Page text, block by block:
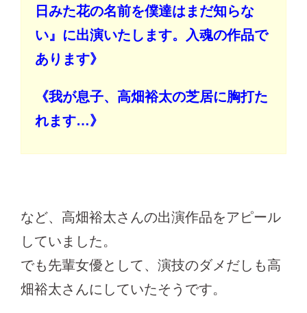
日みた花の名前を僕達はまだ知らな
い』に出演いたします。入魂の作品で
あります》
《我が息子、高畑裕太の芝居に胸打た
れます…》
など、高畑裕太さんの出演作品をアピール
していました。
でも先輩女優として、演技のダメだしも高
畑裕太さんにしていたそうです。